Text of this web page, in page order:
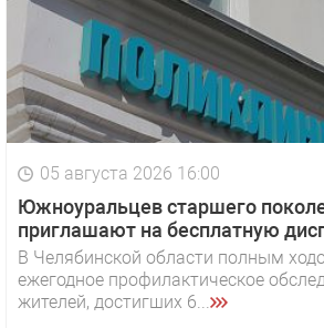
05 августа 2026 16:00
Южноуральцев старшего
приглашают на бесплатную
В Челябинской области полным
ежегодное профилактическое
жителей, достигших 6...